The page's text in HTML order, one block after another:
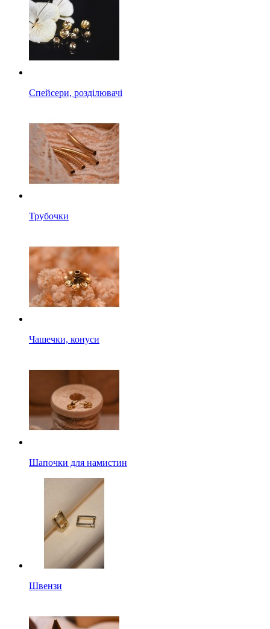
Спейсери, розділювачі
Трубочки
Чашечки, конуси
Шапочки для намистин
Швензи